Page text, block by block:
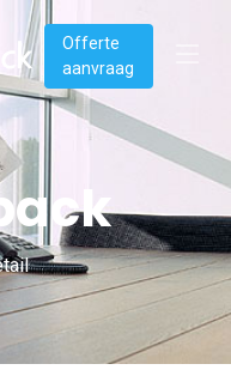
Offerte
aanvraag